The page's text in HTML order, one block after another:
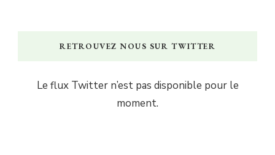
RETROUVEZ NOUS SUR TWITTER
Le flux Twitter n’est pas disponible pour le
moment.